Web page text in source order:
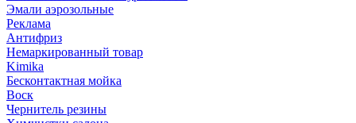
Эмали аэрозольные
Реклама
Антифриз
Немаркированный товар
Kimika
Бесконтактная мойка
Воск
Чернитель резины